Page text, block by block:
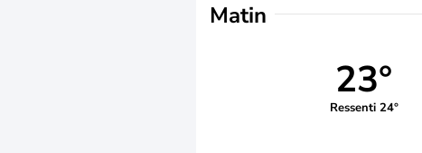
Matin
23°
Ressenti 24°